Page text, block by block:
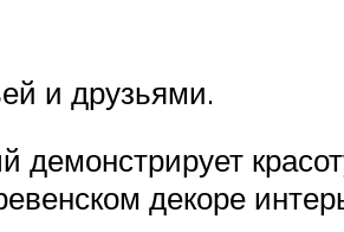
и друзьями.
декоре